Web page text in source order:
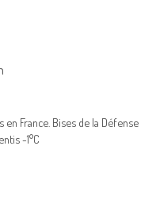
France. Bises de la Défense
-1°C